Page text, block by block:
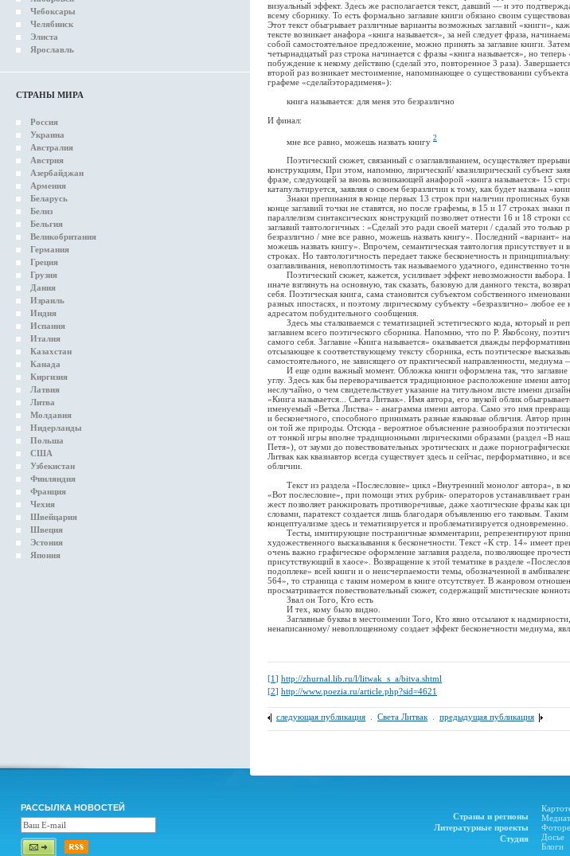
Чебоксары
Челябинск
Элиста
Ярославль
СТРАНЫ МИРА
Россия
Украина
Австралия
Австрия
Азербайджан
Армения
Беларусь
Белиз
Бельгия
Великобритания
Германия
Греция
Грузия
Дания
Израиль
Индия
Испания
Италия
Казахстан
Канада
Киргизия
Латвия
Литва
Молдавия
Нидерланды
Польша
США
Узбекистан
Финляндия
Франция
Чехия
Швейцария
Швеция
Эстония
Япония
визуальный эффект. Здесь же располагается текст, давший — и это
всему сборнику. То есть формально заглавие книги обязано своим
Этот текст обыгрывает различные варианты возможных заглавий «книги»,
тексте возникает анафора «книга называется», за ней следует фраза,
собой самостоятельное предложение, можно принять за заглавие книги.
четырнадцатый раз строка начинается с фразы «книга называется», но
побуждение к некому действию (сделай это, повторенное 3 раза).
второй раз возникает местоимение, напоминающее о существовании
графеме «сделайэторадименя»):
книга называется: для меня это безразлично
И финал:
мне все равно, можешь назвать книгу 2
Поэтический сюжет, связанный с озаглавливанием, осуществляет
конструкциям, При этом, напомню, лирический/ квазилирический субъект
фразе, следующей за вновь возникающей анафорой «книга называется» 15
катапультируется, заявляя о своем безразличии к тому, как будет названа
Знаки препинания в конце первых 13 строк при наличии прописных букв
конце заглавий точки не ставятся, но после графемы, в 15 и 17 строках
параллелизм синтаксических конструкций позволяет отнести 16 и 18 строки
заглавий тавтологичных : «Сделай это ради своей матери / сдалай это только
безразлично / мне все равно, можешь назвать книгу». Последний «вариант»
можешь назвать книгу». Впрочем, семантическая тавтология присутствует и
строках. Но тавтологичность передает также бесконечность и
озаглавливания, невоплотимость так называемого удачного, единственно
Поэтический сюжет, кажется, усиливает эффект невозможности выбора.
иначе взглянуть на основную, так сказать, базовую для данного текста,
себя. Поэтическая книга, сама становится субъектом собственного
разных ипостасях, и поэтому лирическому субъекту «безразлично» любое
адресатом побудительного сообщения.
Здесь мы сталкиваемся с тематизацией эстетического кода, который и
заглавием всего поэтического сборника. Напомню, что по Р. Якобсону,
самого себя. Заглавие «Книга называется» оказывается дважды
отсылающее к соответствующему тексту сборника, есть поэтическое
самостоятельного, не зависящего от практической направленности, медиума
И еще один важный момент. Обложка книги оформлена так, что заглавие
углу. Здесь как бы переворачивается традиционное расположение имени
неслучайно, о чем свидетельствует указание на титульном листе имени
«Книга называется... Света Литвак». Имя автора, его звукой облик
именуемый «Ветка Листва» - анаграмма имени автора. Само это имя
и бесконечного, способного принимать разные языковые обличия. Автор
он той же природы. Отсюда - вероятное объяснение разнообразия
от тонкой игры вполне традиционными лирическими образами (раздел «В
Петя»), от зауми до повествовательных эротических и даже
Литвак как квазиавтор всегда существует здесь и сейчас, перформативно,
обличии.
Текст из раздела «Послесловие» цикл «Внутренний монолог автора», в
«Вот послесловие», при помощи этих рубрик- операторов устанавливает
жест позволяет ранжировать противоречивые, даже хаотические фразы как
словами, паратекст создается лишь благодаря объявлению его таковым.
концептуализме здесь и тематизируется и проблематизируется одновременно.
Тесты, имитирующие постраничные комментарии, репрезентируют
художественного высказывания к бесконечности. Текст «К стр. 14» имеет
очень важно графическое оформление заглавия раздела, позволяющее
присутствующий в хаосе». Возвращение к этой тематике в разделе
подоплеке» всей книги и о неисчерпаемости темы, обозначенной в
564», то страница с таким номером в книге отсутствует. В жанровом
просматривается повествовательный сюжет, содержащий мистические
Звал он Того, Кто есть
И тех, кому было видно.
Заглавные буквы в местоимении Того, Кто явно отсылают к
ненаписанному/ невоплощенному создает эффект бесконечности медиума,
[1] http://zhurnal.lib.ru/l/litwak_s_a/bitva.shtml
[2] http://www.poezia.ru/article.php?sid=4621
следующая публикация Света Литвак предыдущая публикация
РАССЫЛКА НОВОСТЕЙ
Страны и регионы
Литературные проекты
Студия
Досье
Блоги